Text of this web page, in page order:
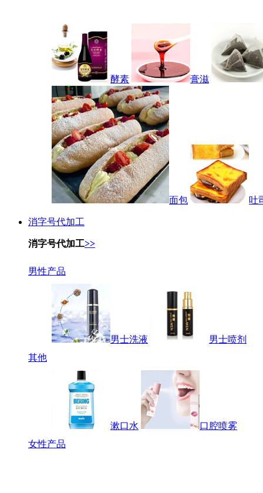
酵素 膏滋
面包 吐
消字号代加工
消字号代加工>>
男性产品
男士洗液
男士喷剂
其他
漱口水
口腔喷雾
女性产品